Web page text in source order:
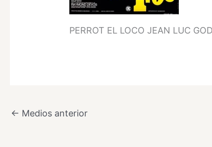
PERROT EL LOCO JEAN LUC
← Medios anterior